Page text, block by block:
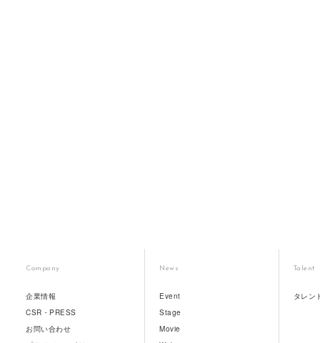
Company
企業情報
CSR・PRESS
お問い合わせ
News
Event
Stage
Movie
Talent
タレン